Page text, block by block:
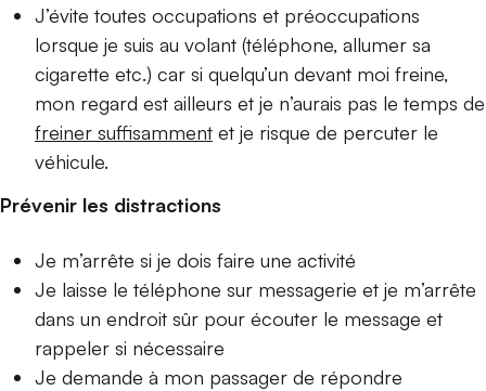
J’évite toutes occupations et préoccupations
lorsque je suis au volant (téléphone, allumer sa
cigarette etc.) car si quelqu’un devant moi freine,
mon regard est ailleurs et je n’aurais pas le temps de
freiner suffisamment et je risque de percuter le
véhicule.
Prévenir les distractions
Je m’arrête si je dois faire une activité
Je laisse le téléphone sur messagerie et je m’arrête
dans un endroit sûr pour écouter le message et
rappeler si nécessaire
Je demande à mon passager de répondre